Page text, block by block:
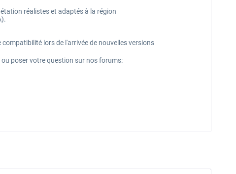
réalistes et adaptés à la région
lors de l'arrivée de nouvelles versions
ou poser votre question sur nos forums: